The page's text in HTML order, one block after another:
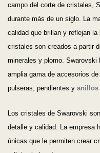
campo del corte de cristales,
durante más de un siglo. La
calidad que brillan y reflejan
cristales son creados a partir
minerales y plomo.
amplia gama de accesorios
pulseras, pendientes y anillos
Los cristales de Swarovski
detalle y calidad. La empresa
únicas que le permiten crear